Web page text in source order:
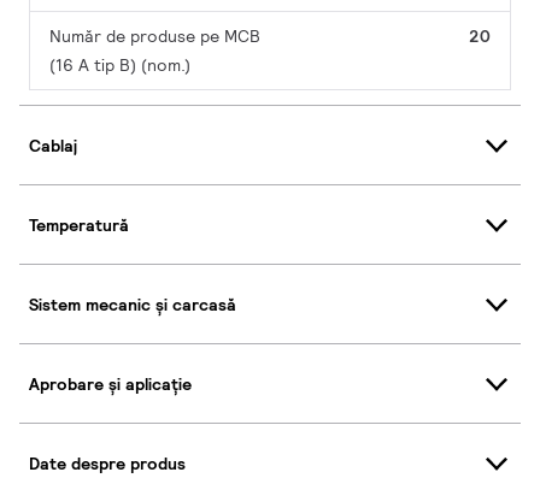
Număr de produse pe MCB
(16 A tip B) (nom.)
20
Cablaj
Temperatură
Sistem mecanic și carcasă
Aprobare și aplicație
Date despre produs